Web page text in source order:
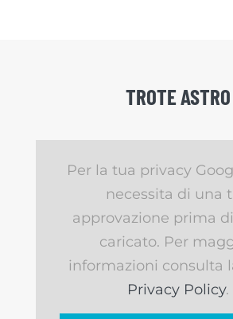
TROTE ASTRO
Per la tua privacy
necessita di una
approvazione prima
caricato. Per
informazioni consulta
Privacy Policy.